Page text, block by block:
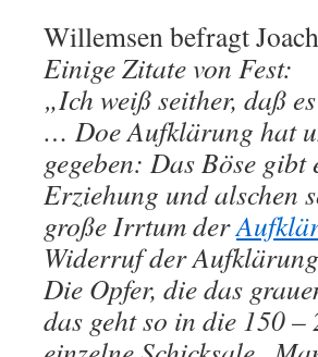
Willemsen befragt
Einige Zitate von Fest:
„Ich weiß seither, daß
… Doe Aufklärung hat
gegeben: Das Böse
Erziehung und alschen
große Irrtum der
Widerruf der
Die Opfer, die das
das geht so in die 150